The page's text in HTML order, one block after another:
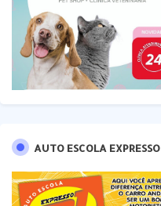
AUTO ESCOLA EXPRESSO